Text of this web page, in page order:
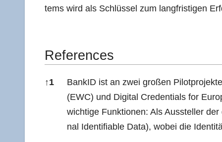
tems wird als Schlüs­sel zum lang­fris­ti­gen
Refe­ren­ces
↑1
BankID ist an zwei gro­ßen
(EWC) und Digi­tal Cre­den­ti­als for
wich­ti­ge Funk­tio­nen: Als Aus­stel­ler
nal Iden­ti­fia­ble Data), wobei die